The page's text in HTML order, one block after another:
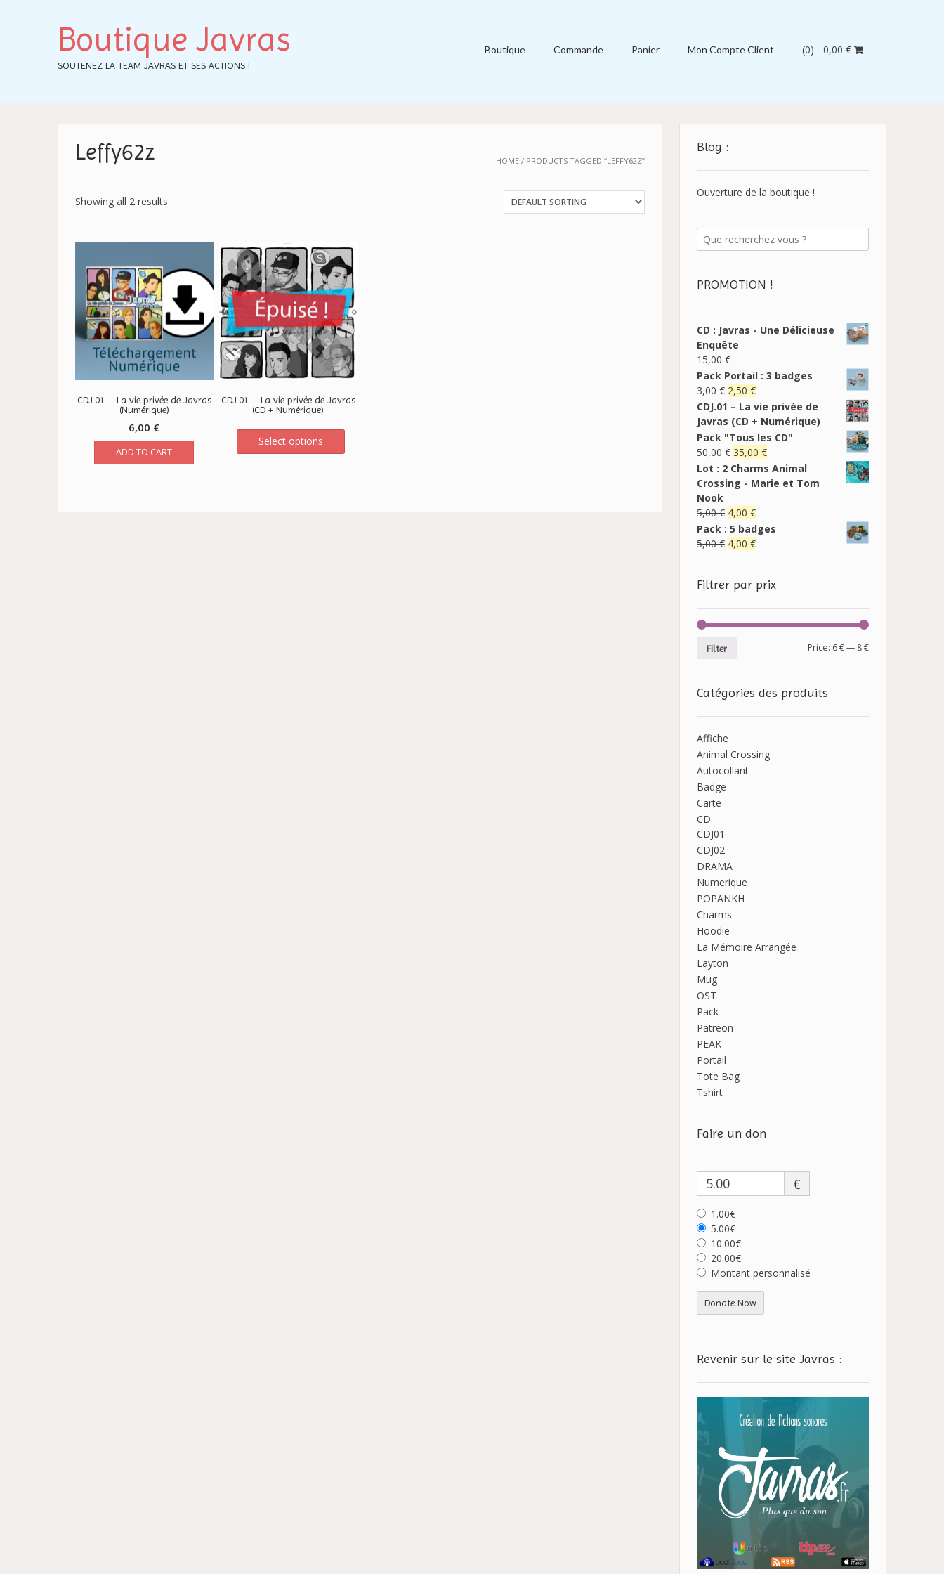
Boutique Javras
SOUTENEZ LA TEAM JAVRAS ET SES ACTIONS !
(0) - 0,00 €
Boutique Commande Panier Mon Compte Client
HOME / PRODUCTS TAGGED “LEFFY62Z”
Leffy62z
Showing all 2 results
CDJ.01 – La vie privée de Javras
(Numérique)
6,00 €
ADD TO CART
CDJ.01 – La vie privée de Javras
(CD + Numérique)
Select options
Blog :
Ouverture de la boutique !
PROMOTION !
CD : Javras - Une Délicieuse
Enquête
15,00 €
Pack Portail : 3 badges
3,00€ 2,50 €
CDJ.01 – La vie privée de
Javras (CD + Numérique)
Pack "Tous les CD"
50,00€ 35,00 €
Lot : 2 Charms Animal
Crossing - Marie et Tom
Nook
5,00€ 4,00 €
Pack : 5 badges
5,00€ 4,00 €
Filtrer par prix
Filter Price: 6 €— 8 €
Catégories des produits
Affiche
Animal Crossing
Autocollant
Badge
Carte
CD
CDJ01
CDJ02
DRAMA
Numerique
POPANKH
Charms
Hoodie
La Mémoire Arrangée
Layton
Mug
OST
Pack
Patreon
PEAK
Portail
Tote Bag
Tshirt
Faire un don
€
1.00€
5.00€
10.00€
20.00€
Montant personnalisé
Donate Now
Revenir sur le site Javras :